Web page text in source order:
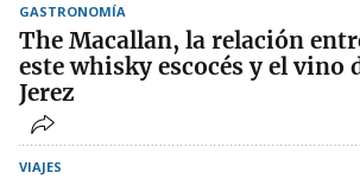
GASTRONOMÍA
The Macallan, la relación
este whisky escocés y el vino
Jerez
VIAJES